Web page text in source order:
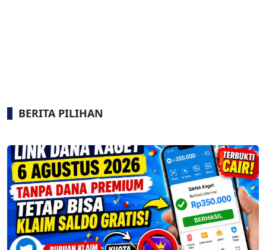
BERITA PILIHAN